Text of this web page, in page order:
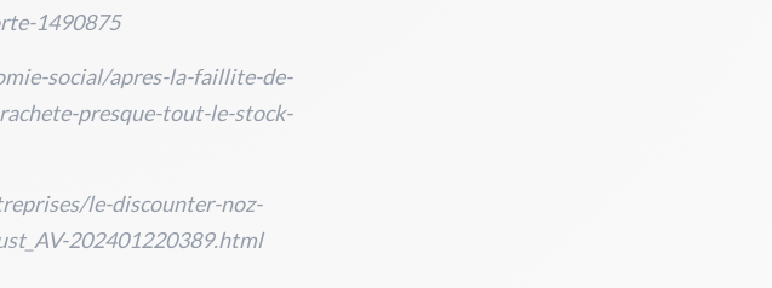
1490875
social/apres-la-faillite-de-
presque-tout-le-stock-
le-discounter-noz-
202401220389.html